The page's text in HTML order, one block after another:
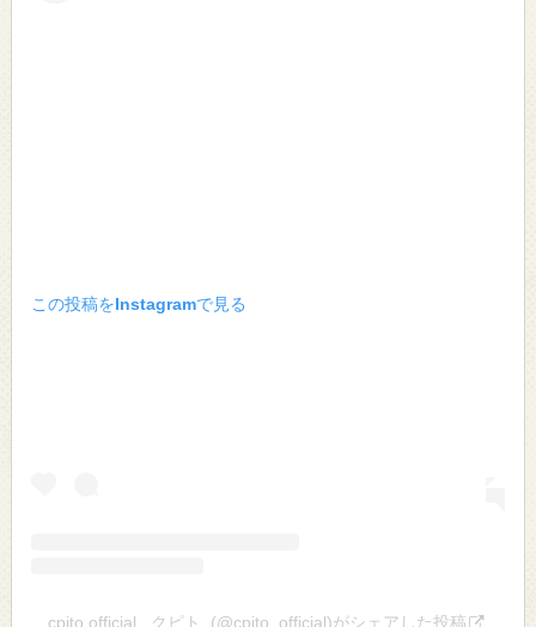
この投稿をInstagramで見る
cpito official ..クピト..(@cpito_official)がシェアした投稿